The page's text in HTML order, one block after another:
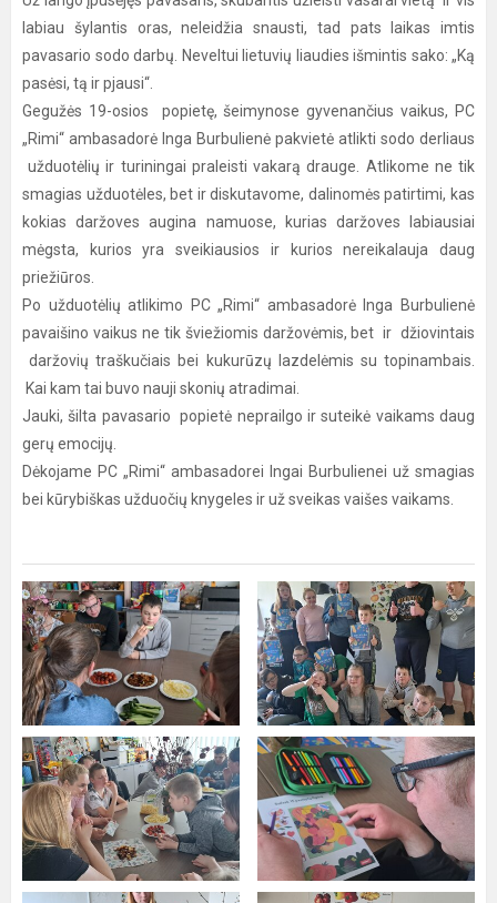
labiau šylantis oras, neleidžia snausti, tad pats laikas imtis
pavasario sodo darbų. Neveltui lietuvių liaudies išmintis sako: „Ką
pasėsi, tą ir pjausi“.
Gegužės 19-osios popietę, šeimynose gyvenančius vaikus, PC
„Rimi“ ambasadorė Inga Burbulienė pakvietė atlikti sodo derliaus
užduotėlių ir turiningai praleisti vakarą drauge. Atlikome ne tik
smagias užduotėles, bet ir diskutavome, dalinomės patirtimi, kas
kokias daržoves augina namuose, kurias daržoves labiausiai
mėgsta, kurios yra sveikiausios ir kurios nereikalauja daug
priežiūros.
Po užduotėlių atlikimo PC „Rimi“ ambasadorė Inga Burbulienė
pavaišino vaikus ne tik šviežiomis daržovėmis, bet ir džiovintais
daržovių traškučiais bei kukurūzų lazdelėmis su topinambais.
Kai kam tai buvo nauji skonių atradimai.
Jauki, šilta pavasario popietė neprailgo ir suteikė vaikams daug
gerų emocijų.
Dėkojame PC „Rimi“ ambasadorei Ingai Burbulienei už smagias
bei kūrybiškas užduočių knygeles ir už sveikas vaišes vaikams.